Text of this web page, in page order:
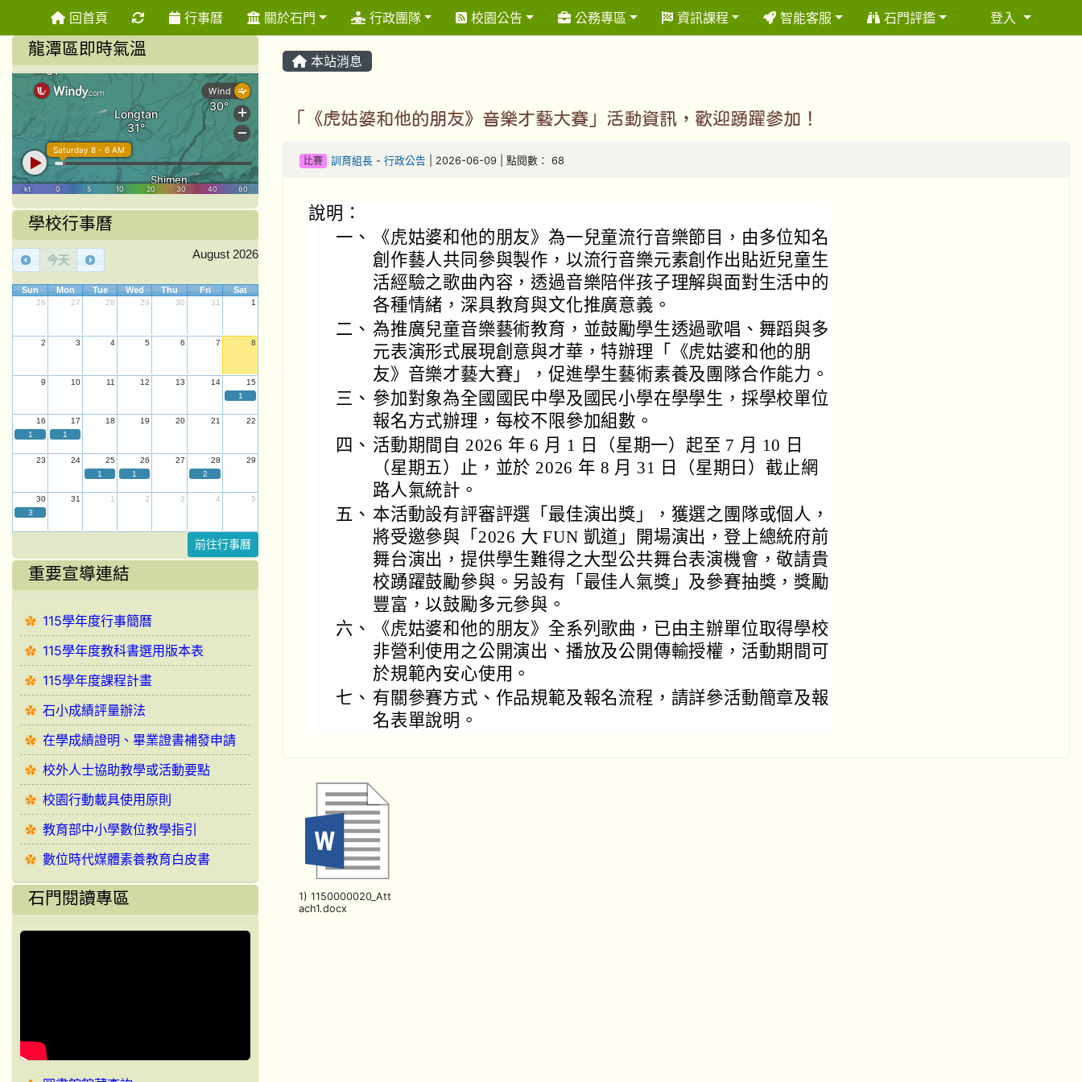
回首頁 重新取得佈景設定
行事曆 關於石門 行政團隊 校園公告 公務專區 資訊課程 智能客服 石門評鑑 登入
本站消息
「《虎姑婆和他的朋友》音樂才藝大賽」活動資訊，歡迎踴躍參加！
比賽 訓育組長- 行政公告 | 2026-06-09 | 點閱數： 68
說明：
一、
《虎姑婆和他的朋友》為一兒童流行音樂節目，由多位知名
創作藝人共同參與製作，以流行音樂元素創作出貼近兒童生
活經驗之歌曲內容，透過音樂陪伴孩子理解與面對生活中的
各種情緒，深具教育與文化推廣意義。
二、 為推廣兒童音樂藝術教育，並鼓勵學生透過歌唱、舞蹈與多
元表演形式展現創意與才華，特辦理「《虎姑婆和他的朋
友》音樂才藝大賽」，促進學生藝術素養及團隊合作能力。
三、 參加對象為全國國民中學及國民小學在學學生，採學校單位
報名方式辦理，每校不限參加組數。
四、 活動期間自 2026 年 6 月 1 日（星期一）起至 7 月 10 日
（星期五）止，並於 2026 年 8 月 31 日（星期日）截止網
路人氣統計。
五、 本活動設有評審評選「最佳演出獎」，獲選之團隊或個人，
將受邀參與「2026 大 FUN 凱道」開場演出，登上總統府前
舞台演出，提供學生難得之大型公共舞台表演機會，敬請貴
校踴躍鼓勵參與。另設有「最佳人氣獎」及參賽抽獎，獎勵
豐富，以鼓勵多元參與。
六、
《虎姑婆和他的朋友》全系列歌曲，已由主辦單位取得學校
非營利使用之公開演出、播放及公開傳輸授權，活動期間可
於規範內安心使用。
七、 有關參賽方式、作品規範及報名流程，請詳參活動簡章及報
名表單說明。
1) 1150000020_Att
ach1.docx
龍潭區即時氣溫
學校行事曆
今天 August 2026
Sun Mon Tue Wed Thu Fri Sat
26 27 28 29 30 31 1
2 3 4 5 6 7 8
9 10 11 12 13 14
15
1
16 17 18 19 20 21
22
1
1
23 24 25 26 27 28
29
1
1 2
30 31 1 2 3 4
5
3
前往行事曆
重要宣導連結
115學年度行事簡曆
115學年度教科書選用版本表
115學年度課程計畫
石小成績評量辦法
在學成績證明、畢業證書補發申請
校外人士協助教學或活動要點
校園行動載具使用原則
教育部中小學數位教學指引
數位時代媒體素養教育白皮書
石門閱讀專區